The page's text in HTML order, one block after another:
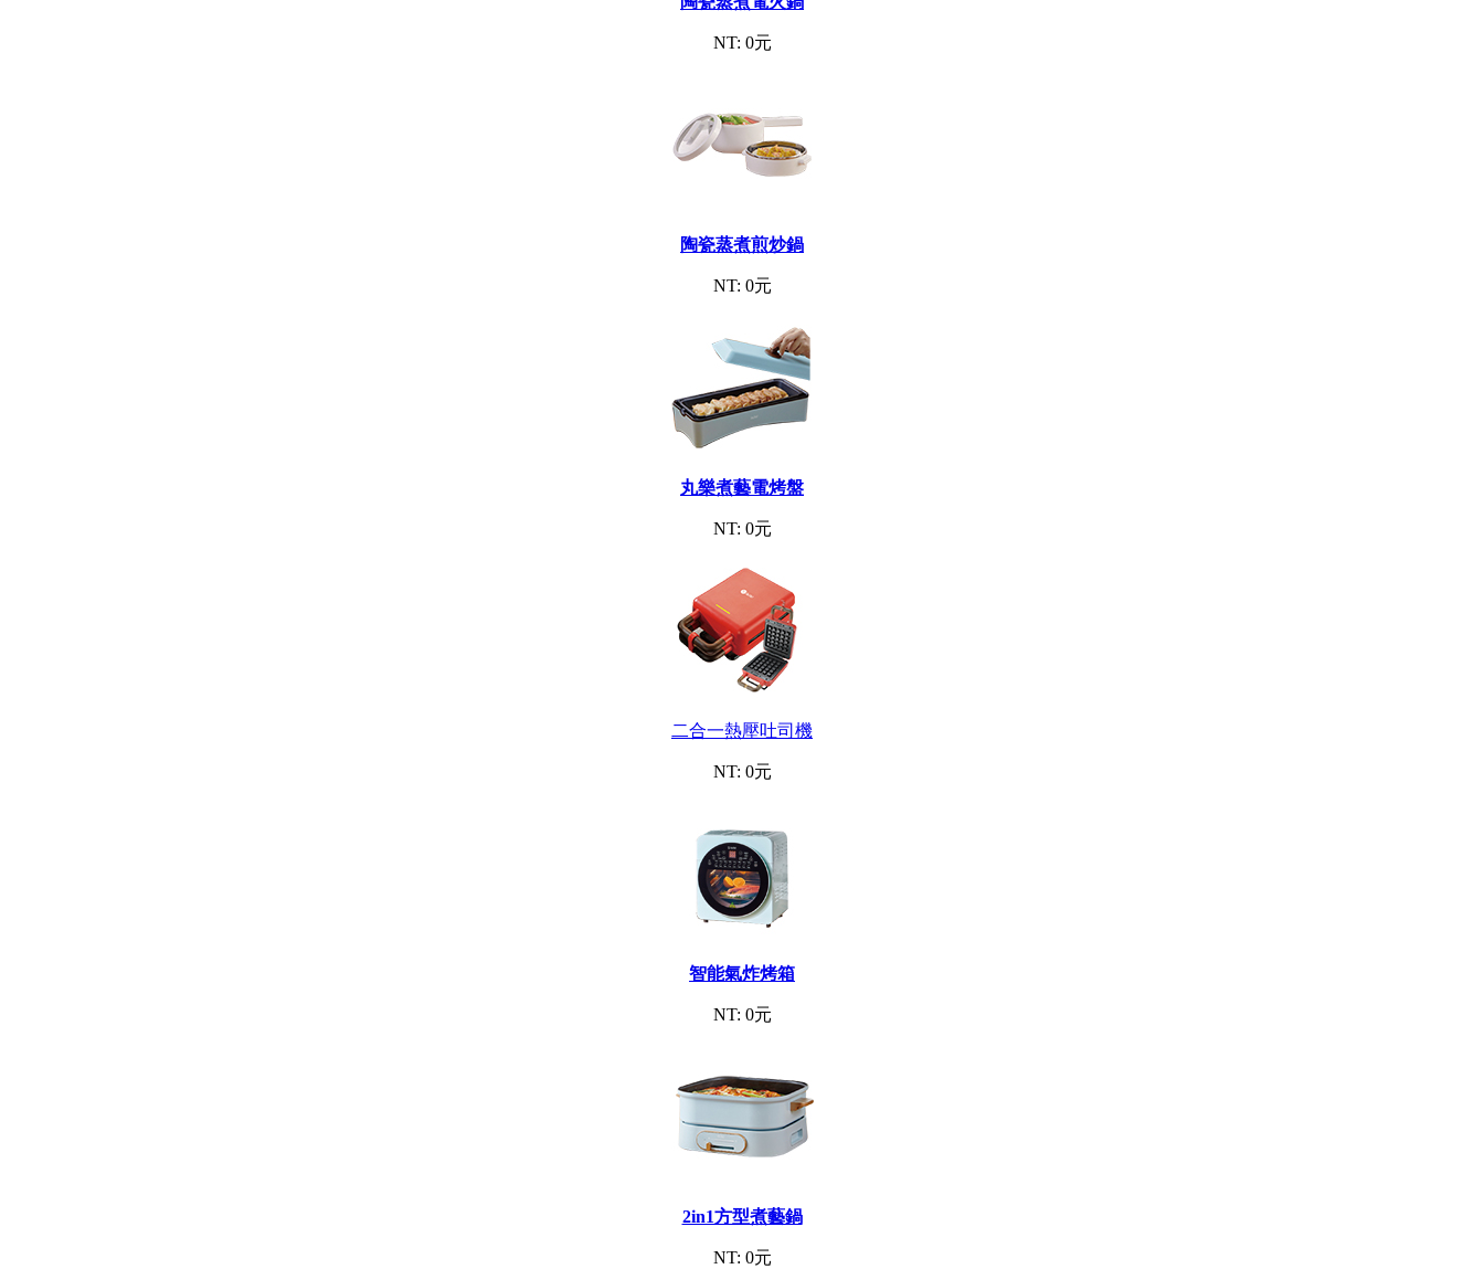
NT: 0元
陶瓷蒸煮煎炒鍋
NT: 0元
丸樂煮藝電烤盤
NT: 0元
二合一熱壓吐司機
NT: 0元
智能氣炸烤箱
NT: 0元
2in1方型煮藝鍋
NT: 0元